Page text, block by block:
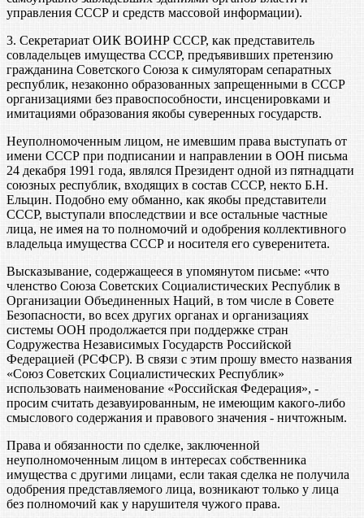
управления СССР и средств массовой информации).
3. Секретариат ОИК ВОИНР СССР, как представитель
совладельцев имущества СССР, предъявивших претензию
гражданина Советского Союза к симуляторам сепаратных
республик, незаконно образованных запрещенными в СССР
организациями без правоспособности, инсценировками и
имитациями образования якобы суверенных государств.
Неуполномоченным лицом, не имевшим права выступать от
имени СССР при подписании и направлении в ООН письма
24 декабря 1991 года, являлся Президент одной из пятнадцати
союзных республик, входящих в состав СССР, некто Б.Н.
Ельцин. Подобно ему обманно, как якобы представители
СССР, выступали впоследствии и все остальные частные
лица, не имея на то полномочий и одобрения коллективного
владельца имущества СССР и носителя его суверенитета.
Высказывание, содержащееся в упомянутом письме: «что
членство Союза Советских Социалистических Республик в
Организации Объединенных Наций, в том числе в Совете
Безопасности, во всех других органах и организациях
системы ООН продолжается при поддержке стран
Содружества Независимых Государств Российской
Федерацией (РСФСР). В связи с этим прошу вместо названия
«Союз Советских Социалистических Республик»
использовать наименование «Российская Федерация», -
просим считать дезавуированным, не имеющим какого-либо
смыслового содержания и правового значения - ничтожным.
Права и обязанности по сделке, заключенной
неуполномоченным лицом в интересах собственника
имущества с другими лицами, если такая сделка не получила
одобрения представляемого лица, возникают только у лица
без полномочий как у нарушителя чужого права.